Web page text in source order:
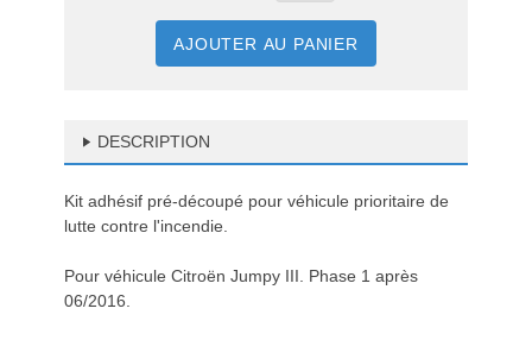
AJOUTER AU PANIER
DESCRIPTION
Kit adhésif pré-découpé pour véhicule prioritaire de
lutte contre l'incendie.
Pour véhicule Citroën Jumpy III. Phase 1 après
06/2016.